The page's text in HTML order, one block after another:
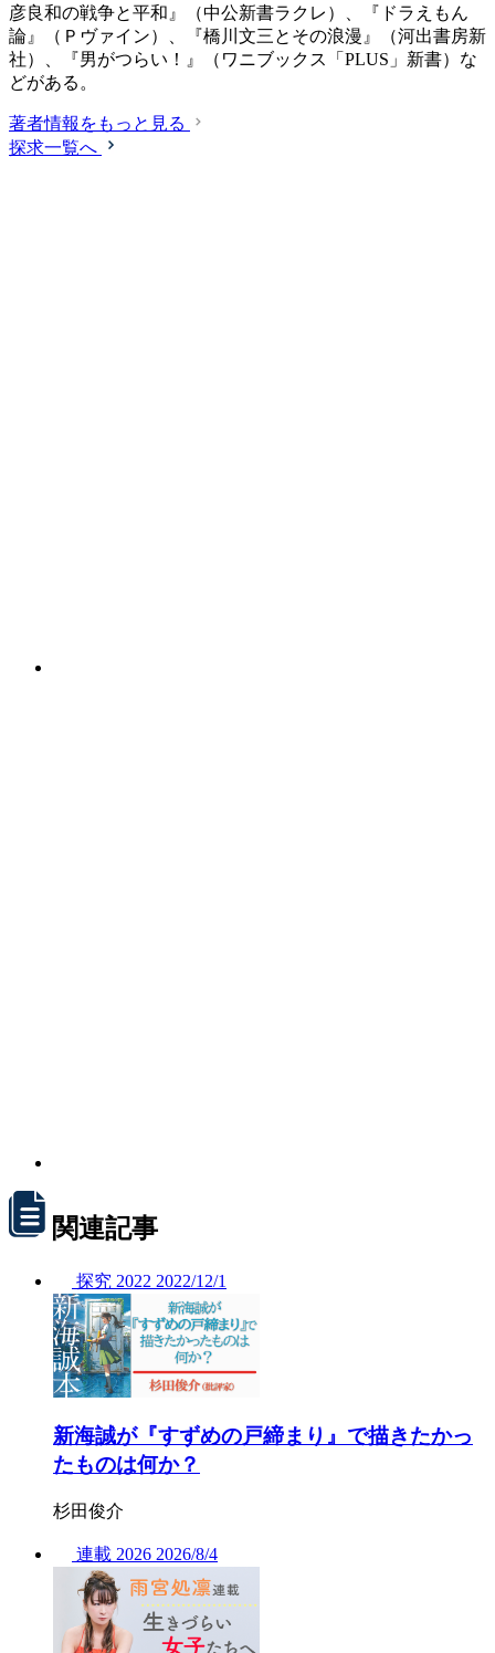
彦良和の戦争と平和』（中公新書ラクレ）、『ドラえもん
論』（Ｐヴァイン）、『橋川文三とその浪漫』（河出書房新
社）、『男がつらい！』（ワニブックス「PLUS」新書）な
どがある。
著者情報をもっと見る
探求一覧へ
関連記事
探究 2022 2022/12/1
新海誠が『すずめの戸締まり』で描きたかっ
たものは何か？
杉田俊介
連載 2026 2026/8/4